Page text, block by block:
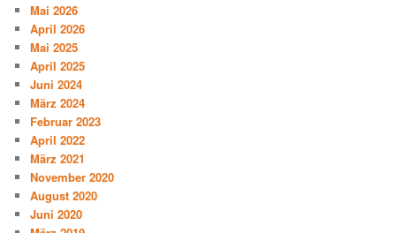
Mai 2026
April 2026
Mai 2025
April 2025
Juni 2024
März 2024
Februar 2023
April 2022
März 2021
November 2020
August 2020
Juni 2020